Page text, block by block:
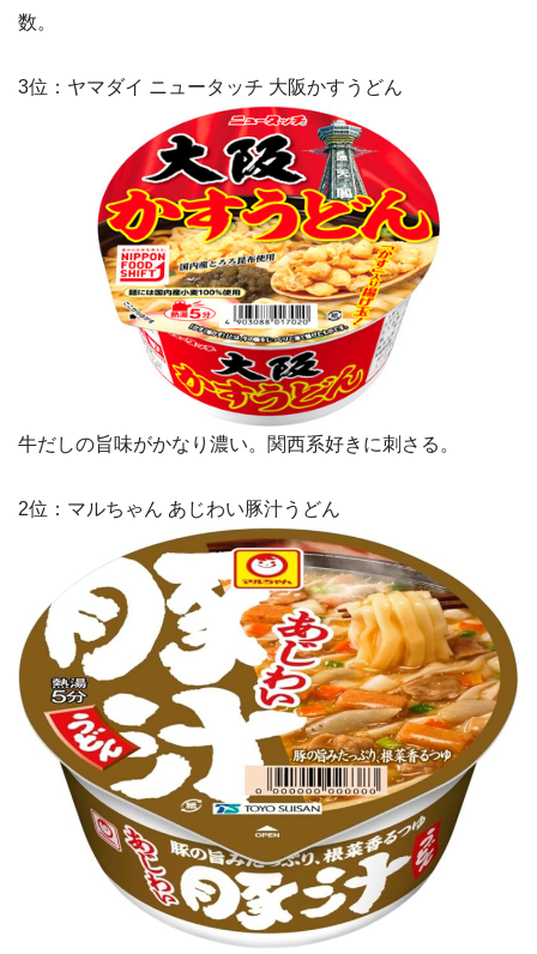
数。
3位：ヤマダイ ニュータッチ 大阪かすうどん
牛だしの旨味がかなり濃い。関西系好きに刺さる。
2位：マルちゃん あじわい豚汁うどん